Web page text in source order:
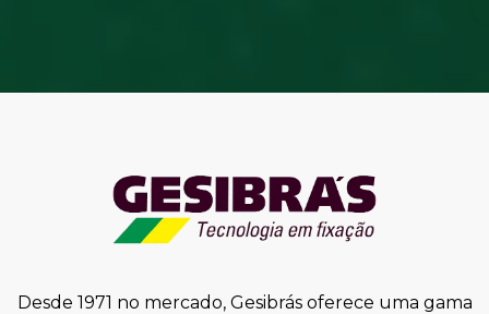
Desde 1971 no mercado, Gesibrás oferece uma gama